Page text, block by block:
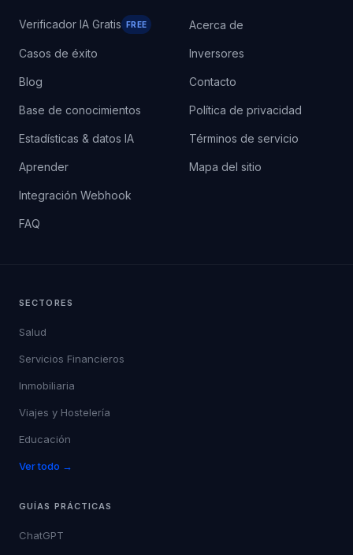
Verificador IA Gratis FREE
Casos de éxito
Blog
Base de conocimientos
Estadísticas & datos IA
Aprender
Integración Webhook
FAQ
Acerca de
Inversores
Contacto
Política de privacidad
Términos de servicio
Mapa del sitio
SECTORES
Salud
Servicios Financieros
Inmobiliaria
Viajes y Hostelería
Educación
Ver todo →
GUÍAS PRÁCTICAS
ChatGPT